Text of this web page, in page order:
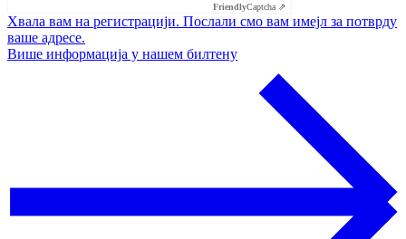
FriendlyCaptcha ⇗
Хвала вам на регистрацији. Послали смо вам имејл за потврду
ваше адресе.
Више информација у нашем билтену